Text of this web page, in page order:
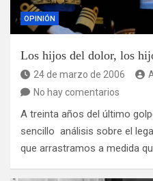
OPINIÓN
Los hijos del dolor, los
24 de marzo de 2006
No hay comentarios
A treinta años del último
sencillo análisis sobre el
que arrastramos a medida